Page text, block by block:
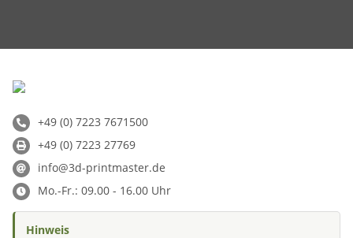
+49 (0) 7223 7671500
+49 (0) 7223 27769
info@3d-printmaster.de
Mo.-Fr.: 09.00 - 16.00 Uhr
Hinweis